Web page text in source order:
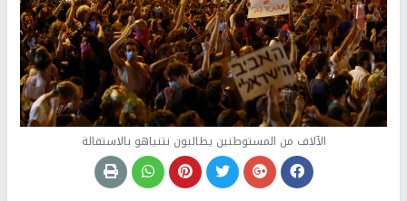
الآلاف من المستوطنين يطالبون نتنياهو بالاستقالة